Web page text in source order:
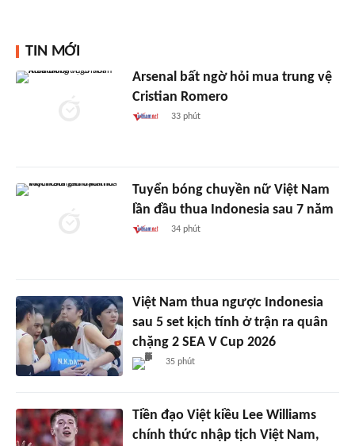
TIN MỚI
Arsenal bất ngờ hỏi mua trung vệ
Cristian Romero
33 phút
Tuyển bóng chuyền nữ Việt Nam
lần đầu thua Indonesia sau 7 năm
34 phút
Việt Nam thua ngược Indonesia
sau 5 set kịch tính ở trận ra quân
chặng 2 SEA V Cup 2026
35 phút
Tiền đạo Việt kiều Lee Williams
chính thức nhập tịch Việt Nam,